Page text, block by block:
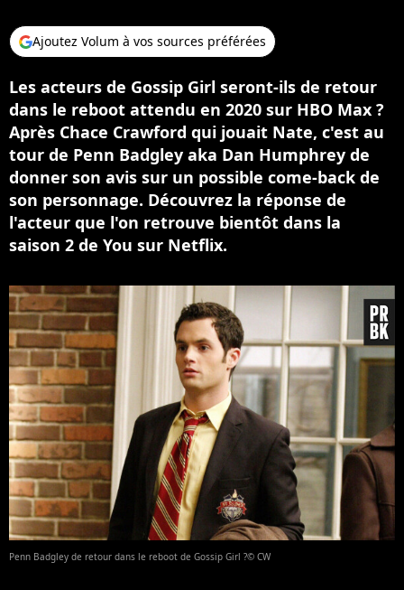
Ajoutez Volum à vos sources préférées
Les acteurs de Gossip Girl seront-ils de retour
dans le reboot attendu en 2020 sur HBO Max ?
Après Chace Crawford qui jouait Nate, c'est au
tour de Penn Badgley aka Dan Humphrey de
donner son avis sur un possible come-back de
son personnage. Découvrez la réponse de
l'acteur que l'on retrouve bientôt dans la
saison 2 de You sur Netflix.
Penn Badgley de retour dans le reboot de Gossip Girl ?© CW